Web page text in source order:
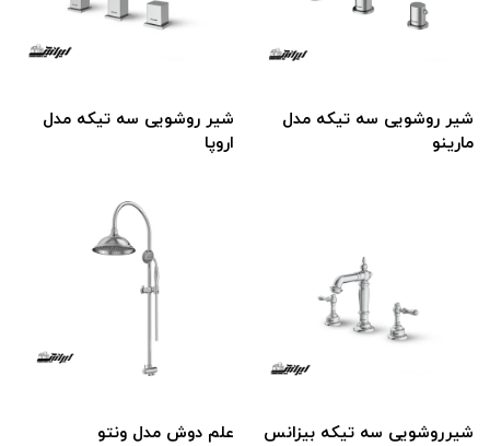
شیر روشویی سه تیکه مدل
مارینو
شیر روشویی سه تیکه مدل
اروپا
شیر‌روشویی سه تیکه بیزانس علم دوش مدل ونتو